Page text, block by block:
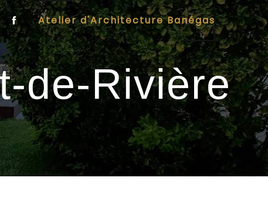
Atelier d'Architecture Banégas
de-Rivière